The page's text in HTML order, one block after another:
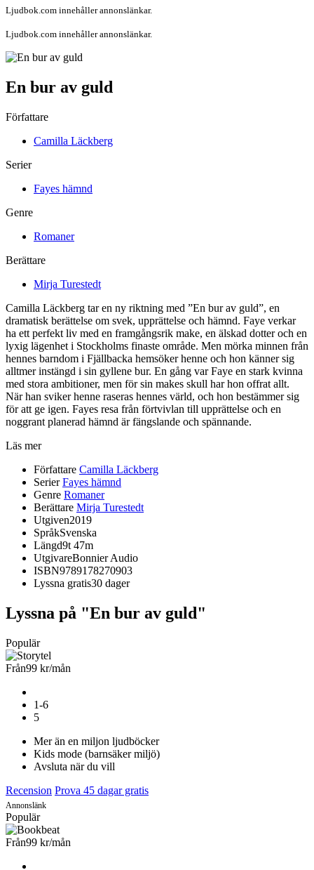
Ljudbok.com innehåller annonslänkar.
Ljudbok.com innehåller annonslänkar.
En bur av guld
Författare
Camilla Läckberg
Serier
Fayes hämnd
Genre
Romaner
Berättare
Mirja Turestedt
Camilla Läckberg tar en ny riktning med ”En bur av guld”, en
dramatisk berättelse om svek, upprättelse och hämnd. Faye verkar
ha ett perfekt liv med en framgångsrik make, en älskad dotter och en
lyxig lägenhet i Stockholms finaste område. Men mörka minnen från
hennes barndom i Fjällbacka hemsöker henne och hon känner sig
alltmer instängd i sin gyllene bur. En gång var Faye en stark kvinna
med stora ambitioner, men för sin makes skull har hon offrat allt.
När han sviker henne raseras hennes värld, och hon bestämmer sig
för att ge igen. Fayes resa från förtvivlan till upprättelse och en
noggrant planerad hämnd är fängslande och spännande.
Läs mer
Författare Camilla Läckberg
Serier Fayes hämnd
Genre Romaner
Berättare Mirja Turestedt
Utgiven2019
SpråkSvenska
Längd9t 47m
UtgivareBonnier Audio
ISBN9789178270903
Lyssna gratis30 dager
Lyssna på "En bur av guld"
Populär
Från99 kr/mån
1-6
5
Mer än en miljon ljudböcker
Kids mode (barnsäker miljö)
Avsluta när du vill
Recension Prova 45 dagar gratis
Annonslänk
Populär
Från99 kr/mån